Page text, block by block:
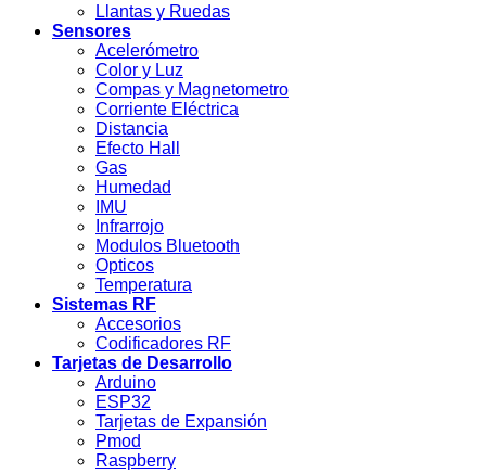
Llantas y Ruedas
Sensores
Acelerómetro
Color y Luz
Compas y Magnetometro
Corriente Eléctrica
Distancia
Efecto Hall
Gas
Humedad
IMU
Infrarrojo
Modulos Bluetooth
Opticos
Temperatura
Sistemas RF
Accesorios
Codificadores RF
Tarjetas de Desarrollo
Arduino
ESP32
Tarjetas de Expansión
Pmod
Raspberry